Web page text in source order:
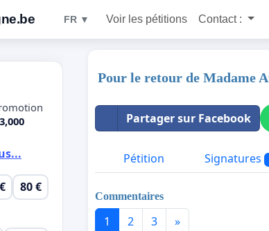
FR ▼ Voir les pétitions Contact :
Pour le retour de Madame
Partager sur Facebook
Pétition Signatures
Commentaires
1 2 3 »
3,000
80 €